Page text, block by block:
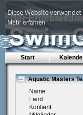
Diese Website
Mehr erfahren
Start
Aquatic Masters
Name
Land
Kontient